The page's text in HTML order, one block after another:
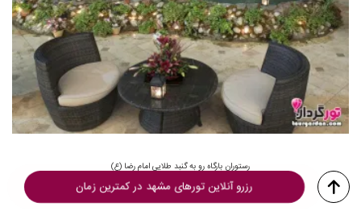
رستوران بارگاه رو به گنبد طلایی امام رضا (ع)
رزرو آنلاین تورهای مشهد در کمترین زمان